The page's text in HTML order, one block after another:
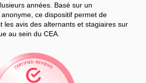
années. Basé sur un
ce dispositif permet de
les avis des alternants et stagiaires sur
au sein du CEA.